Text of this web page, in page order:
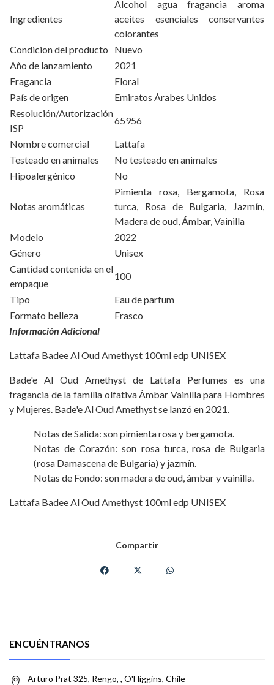
Ingredientes
Alcohol agua fragancia aroma
aceites esenciales conservantes
colorantes
Condicion del producto
Nuevo
Año de lanzamiento
2021
Fragancia
Floral
País de origen
Emiratos Árabes Unidos
Resolución/Autorización
ISP
65956
Nombre comercial
Lattafa
Testeado en animales
No testeado en animales
Hipoalergénico
No
Notas aromáticas
Pimienta rosa, Bergamota, Rosa
turca, Rosa de Bulgaria, Jazmín,
Madera de oud, Ámbar, Vainilla
Modelo
2022
Género
Unisex
Cantidad contenida en el
empaque
100
Tipo
Eau de parfum
Formato belleza
Frasco
Información Adicional
Lattafa Badee Al Oud Amethyst 100ml edp UNISEX
Bade'e Al Oud Amethyst de Lattafa Perfumes es una
fragancia de la familia olfativa Ámbar Vainilla para Hombres
y Mujeres. Bade'e Al Oud Amethyst se lanzó en 2021.
Notas de Salida: son pimienta rosa y bergamota.
Notas de Corazón: son rosa turca, rosa de Bulgaria
(rosa Damascena de Bulgaria) y jazmín.
Notas de Fondo: son madera de oud, ámbar y vainilla.
Lattafa Badee Al Oud Amethyst 100ml edp UNISEX
Compartir
ENCUÉNTRANOS
Arturo Prat 325, Rengo, , O'Higgins, Chile